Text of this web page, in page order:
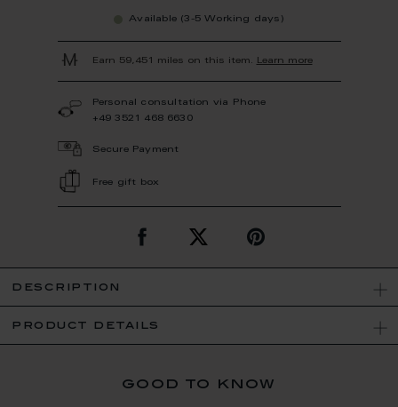
Available (3-5 Working days)
Earn 59,451 miles on this item. Learn more
Personal consultation via Phone
+49 3521 468 6630
Secure Payment
Free gift box
description
product details
good to know